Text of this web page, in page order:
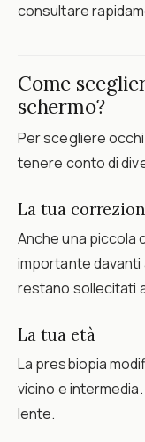
consultare
Come
schermo?
Per scegliere
tenere conto di
La tua
Anche una piccola
importante davanti
restano sollecitati
La tua età
La presbiopia
vicino e
lente.